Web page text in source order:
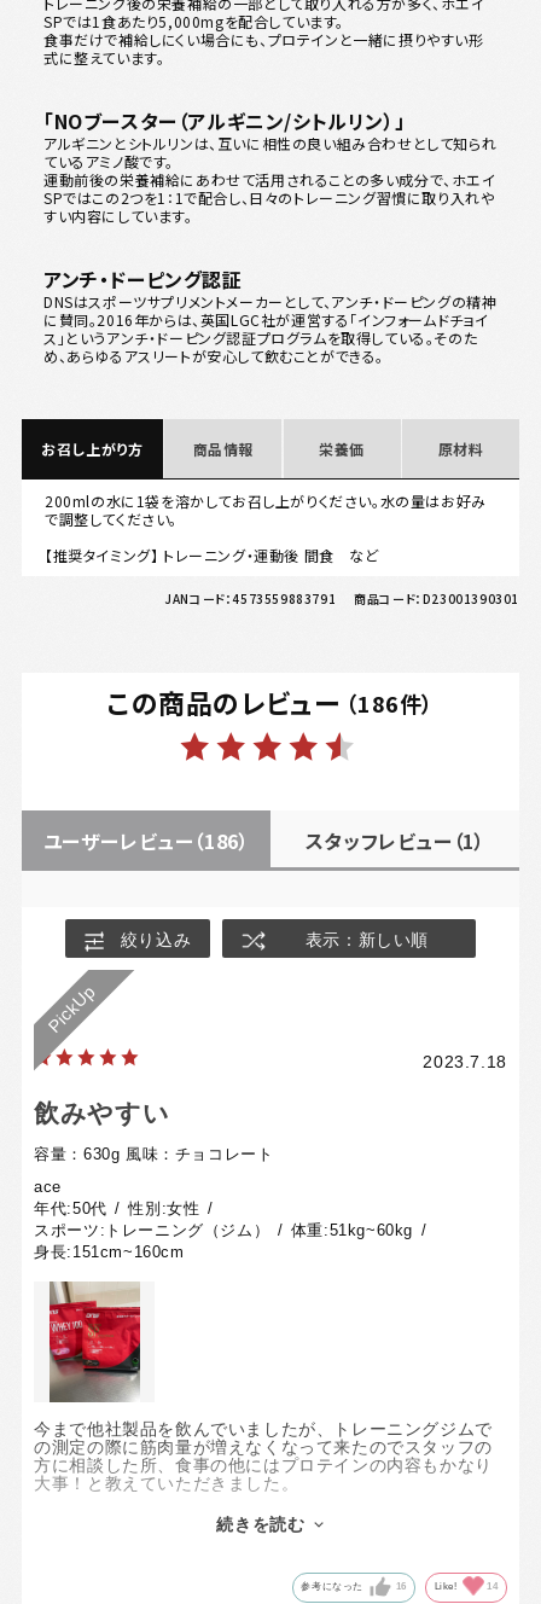
SPでは1食あたり5,000mgを配合しています。
食事だけで補給しにくい場合にも、プロテインと一緒に摂りやすい形
式に整えています。
「NOブースター（アルギニン/シトルリン）」
アルギニンとシトルリンは、互いに相性の良い組み合わせとして知られ
ているアミノ酸です。
運動前後の栄養補給にあわせて活用されることの多い成分で、ホエイ
SPではこの2つを1：1で配合し、日々のトレーニング習慣に取り入れや
すい内容にしています。
アンチ・ドーピング認証
DNSはスポーツサプリメントメーカーとして、アンチ・ドーピングの精神
に賛同。2016年からは、英国LGC社が運営する「インフォームドチョイ
ス」というアンチ・ドーピング認証プログラムを取得している。そのた
め、あらゆるアスリートが安心して飲むことができる。
お召し上がり方 商品情報 栄養価 原材料
200mlの水に1袋を溶かしてお召し上がりください。水の量はお好み
で調整してください。
【推奨タイミング】 トレーニング・運動後 間食 など
JANコード：4573559883791 商品コード： D23001390301
この商品のレビュー （186件）
ユーザーレビュー （186） スタッフレビュー （1）
絞り込み 表示：新しい順
2023.7.18
飲みやすい
容量：630g 風味：チョコレート
ace
年代:50代 性別:女性
スポーツ: トレーニング（ジム） 体重:51kg~60kg
身長: 151cm~160cm
今まで他社製品を飲んでいましたが、トレーニングジムで
の測定の際に筋肉量が増えなくなって来たのでスタッフの
方に相談した所、食事の他にはプロテインの内容もかなり
大事！と教えていただきました。
定期購入してみました。
初めて飲んだ時は、とてもサラッとしていて飲みやすい！
今までプロテインと言うと少しトロミがあって、トレーニ
ングジム後の喉が乾いた時に飲みずらい感じでしたが、こ
続きを読む
参考になった 16 Like! 14